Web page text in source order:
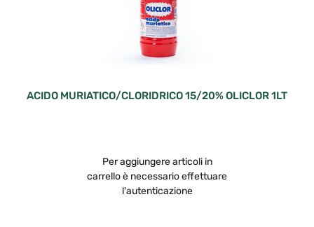
ACIDO MURIATICO/CLORIDRICO 15/20% OLICLOR 1LT
Per aggiungere articoli in
carrello è necessario effettuare
l'autenticazione